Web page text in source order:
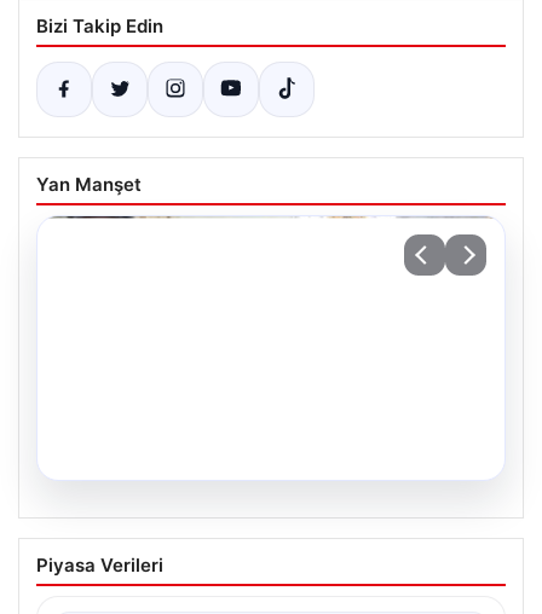
Bizi Takip Edin
Yan Manşet
34 Yıl Sonra Gelen Umut: İkiz Kız
Kardeşler Aileleriyle Anıtkabir’de
Piyasa Verileri